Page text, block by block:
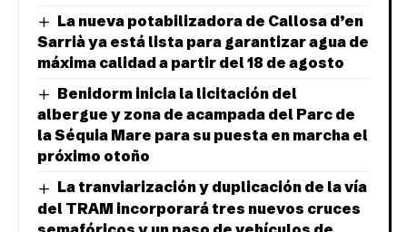
La nueva potabilizadora de Callosa d’en
Sarrià ya está lista para garantizar agua de
máxima calidad a partir del 18 de agosto
Benidorm inicia la licitación del
albergue y zona de acampada del Parc de
la Séquia Mare para su puesta en marcha el
próximo otoño
La tranviarización y duplicación de la vía
del TRAM incorporará tres nuevos cruces